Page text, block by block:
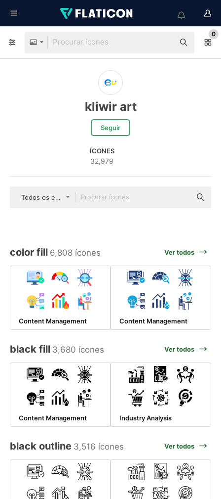
0
kliwir art
Seguir
ÍCONES
32,979
Todos os estilos
color fill 6,808 ícones Ver todos
Content Management Content Management
black fill 3,680 ícones Ver todos
Content Management Industry Analysis
black outline 3,516 ícones Ver todos